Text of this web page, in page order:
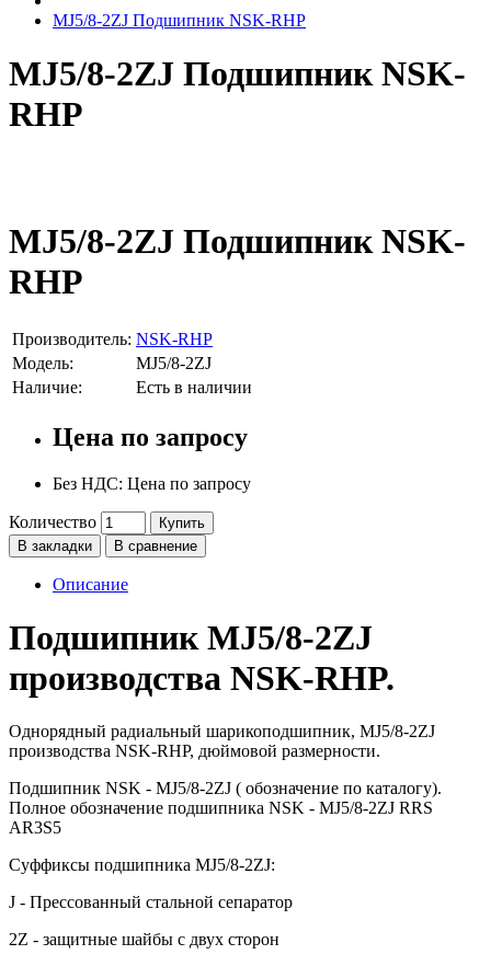
MJ5/8-2ZJ Подшипник NSK-RHP
MJ5/8-2ZJ Подшипник NSK-
RHP
MJ5/8-2ZJ Подшипник NSK-
RHP
Производитель: NSK-RHP
Модель:
MJ5/8-2ZJ
Наличие:
Есть в наличии
Цена по запросу
Без НДС: Цена по запросу
Количество
Купить
В закладки
В сравнение
Описание
Подшипник MJ5/8-2ZJ
производства NSK-RHP.
Однорядный радиальный шарикоподшипник, MJ5/8-2ZJ
производства NSK-RHP, дюймовой размерности.
Подшипник NSK - MJ5/8-2ZJ ( обозначение по каталогу).
Полное обозначение подшипника NSK - MJ5/8-2ZJ RRS
AR3S5
Суффиксы подшипника MJ5/8-2ZJ:
J - Прессованный стальной сепаратор
2Z - защитные шайбы с двух сторон